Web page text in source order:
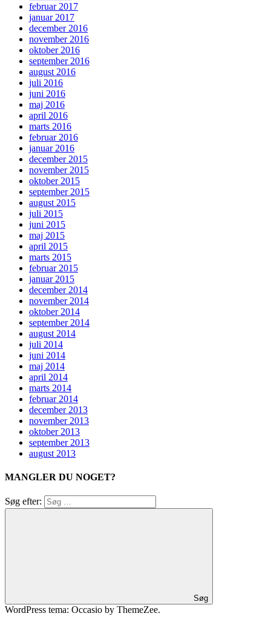
februar 2017
januar 2017
december 2016
november 2016
oktober 2016
september 2016
august 2016
juli 2016
juni 2016
maj 2016
april 2016
marts 2016
februar 2016
januar 2016
december 2015
november 2015
oktober 2015
september 2015
august 2015
juli 2015
juni 2015
maj 2015
april 2015
marts 2015
februar 2015
januar 2015
december 2014
november 2014
oktober 2014
september 2014
august 2014
juli 2014
juni 2014
maj 2014
april 2014
marts 2014
februar 2014
december 2013
november 2013
oktober 2013
september 2013
august 2013
MANGLER DU NOGET?
Søg efter:
Søg
WordPress tema: Occasio by ThemeZee.